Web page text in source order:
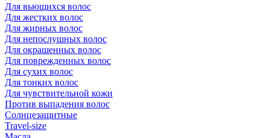
Для вьющихся волос
Для жестких волос
Для жирных волос
Для непослушных волос
Для окрашенных волос
Для поврежденных волос
Для сухих волос
Для тонких волос
Для чувствительной кожи
Против выпадения волос
Солнцезащитные
Travel-size